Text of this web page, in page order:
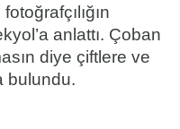
anlattı. Çoban
diye çiftlere ve
bulundu.